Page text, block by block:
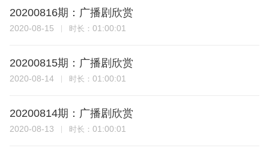
20200816期：广播剧欣赏
2020-08-15 时长： 01:00:01
20200815期：广播剧欣赏
2020-08-14 时长： 01:00:01
20200814期：广播剧欣赏
2020-08-13 时长： 01:00:01